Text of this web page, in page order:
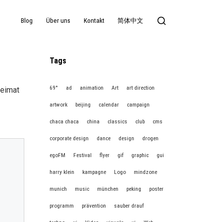
Blog Über uns Kontakt 简体中文
Tags
69° ad animation Art art direction
artwork beijing calendar campaign
chaca chaca china classics club cms
corporate design dance design drogen
egoFM Festival flyer gif graphic gui
harry klein kampagne Logo mindzone
munich music münchen peking poster
programm prävention sauber drauf